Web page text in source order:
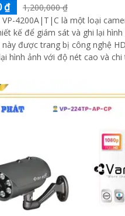
₫
1,200,000 ₫
VP-4200A|T|C là một loại
kế để giám sát và ghi lại
hình ảnh với độ nét cao và chi